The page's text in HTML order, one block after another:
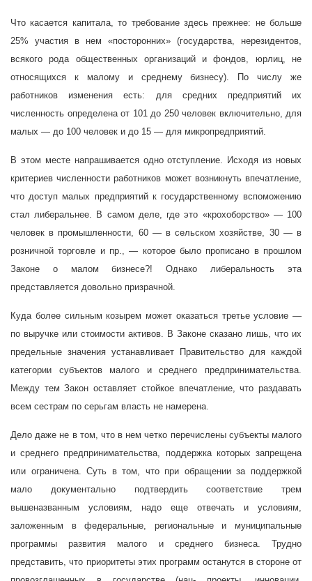
Что касается капитала, то требование здесь прежнее: не больше
25% участия в нем «посторонних» (государства, нерезидентов,
всякого рода общественных организаций и фондов, юрлиц, не
относящихся к малому и среднему бизнесу). По числу же
работников изменения есть: для средних предприятий их
численность определена от 101 до 250 человек включительно, для
малых — до 100 человек и до 15 — для микропредприятий.
В этом месте напрашивается одно отступление. Исходя из новых
критериев численности работников может возникнуть впечатление,
что доступ малых предприятий к государственному вспоможению
стал либеральнее. В самом деле, где это «крохоборство» — 100
человек в промышленности, 60 — в сельском хозяйстве, 30 — в
розничной торговле и пр., — которое было прописано в прошлом
Законе о малом бизнесе?! Однако либеральность эта
представляется довольно призрачной.
Куда более сильным козырем может оказаться третье условие —
по выручке или стоимости активов. В Законе сказано лишь, что их
предельные значения устанавливает Правительство для каждой
категории субъектов малого и среднего предпринимательства.
Между тем Закон оставляет стойкое впечатление, что раздавать
всем сестрам по серьгам власть не намерена.
Дело даже не в том, что в нем четко перечислены субъекты малого
и среднего предпринимательства, поддержка которых запрещена
или ограничена. Суть в том, что при обращении за поддержкой
мало документально подтвердить соответствие трем
вышеназванным условиям, надо еще отвечать и условиям,
заложенным в федеральные, региональные и муниципальные
программы развития малого и среднего бизнеса. Трудно
представить, что приоритеты этих программ останутся в стороне от